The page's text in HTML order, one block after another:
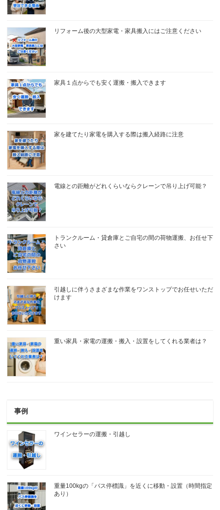
リフォーム後の大型家電・家具搬入にはご注意ください
家具１点からでも安く運搬・搬入できます
家を建てたり家電を購入する際は搬入経路に注意
電線との距離がどれくらいならクレーンで吊り上げ可能？
トランクルーム・貸倉庫とご自宅の間の荷物運搬、お任せ下
さい
引越しに伴うさまざまな作業をワンストップでお任せいただ
けます
重い家具・家電の運搬・搬入・設置をしてくれる業者は？
事例
ワインセラーの運搬・引越し
重量100kgの「バス停標識」を近くに移動・設置（時間指定
あり）